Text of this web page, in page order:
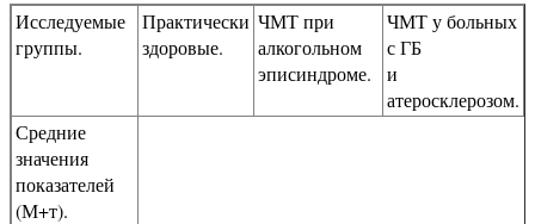
Исследуемые
группы.
Практически
здоровые.
ЧМТ при
алкогольном
эписиндроме.
ЧМТ у больных
с ГБ
и
атеросклерозом.
Средние
значения
показателей
(М+т).